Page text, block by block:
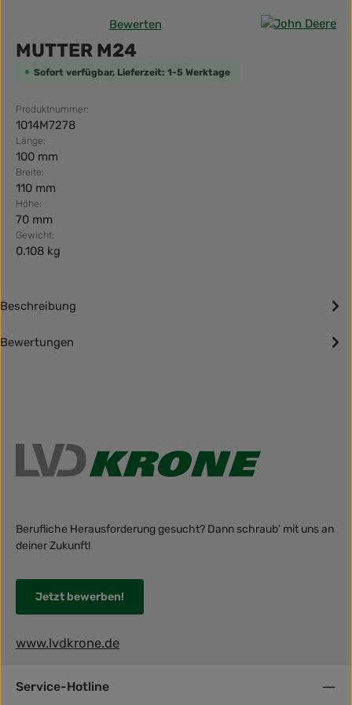
Durchschnittliche Bewertung von 0 von 5 Sternen
Bewerten
MUTTER M24
Sofort verfügbar, Lieferzeit: 1-5 Werktage
Produktnummer:
1014M7278
Länge:
100 mm
Breite:
110 mm
Höhe:
70 mm
Gewicht:
0.108 kg
Beschreibung
Bewertungen
Berufliche Herausforderung gesucht? Dann schraub' mit uns an
deiner Zukunft!
Jetzt bewerben!
www.lvdkrone.de
Service-Hotline